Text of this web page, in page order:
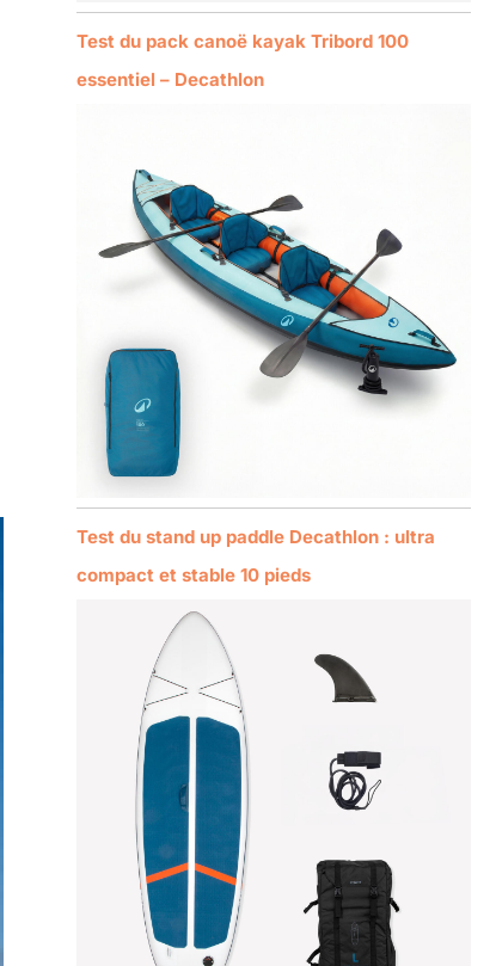
Test du pack canoë kayak Tribord 100
essentiel – Decathlon
Test du stand up paddle Decathlon : ultra
compact et stable 10 pieds